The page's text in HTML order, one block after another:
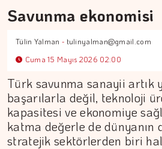
Savunma ekonomisi
Tülin Yalman - tulinyalman@gmail.com
Cuma 15 Mayıs 2026 02:00
Türk savunma sanayii artık
başarılarla değil, teknoloji
kapasitesi ve ekonomiye
katma değerle de dünyanın
stratejik sektörlerden biri